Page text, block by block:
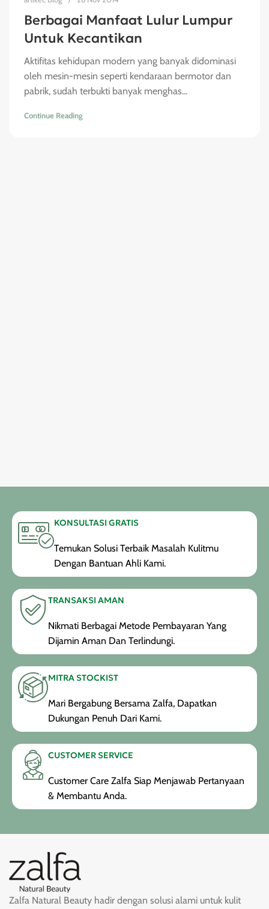
Berbagai Manfaat Lulur Lumpur
Untuk Kecantikan
Aktifitas kehidupan modern yang banyak didominasi
oleh mesin-mesin seperti kendaraan bermotor dan
pabrik, sudah terbukti banyak menghas...
Continue Reading
KONSULTASI GRATIS
Temukan Solusi Terbaik Masalah Kulitmu
Dengan Bantuan Ahli Kami.
TRANSAKSI AMAN
Nikmati Berbagai Metode Pembayaran Yang
Dijamin Aman Dan Terlindungi.
MITRA STOCKIST
Mari Bergabung Bersama Zalfa, Dapatkan
Dukungan Penuh Dari Kami.
CUSTOMER SERVICE
Customer Care Zalfa Siap Menjawab Pertanyaan
& Membantu Anda.
Zalfa Natural Beauty hadir dengan solusi alami untuk kulit